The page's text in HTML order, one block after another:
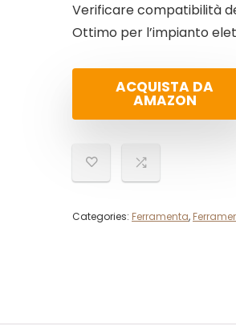
Verificare compatibilità
Ottimo per l’impianto
ACQUISTA DA
AMAZON
Categories: Ferramenta,